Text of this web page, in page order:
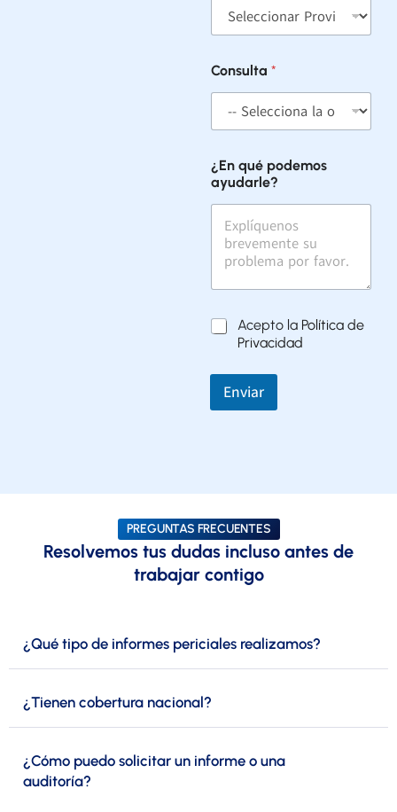
Consulta*
¿En qué podemos
ayudarle?
r
g
d
Acepto la Política de
Privacidad
Enviar
PREGUNTAS FRECUENTES
Resolvemos tus dudas incluso antes de
trabajar contigo
¿Qué tipo de informes periciales realizamos?
¿Tienen cobertura nacional?
¿Cómo puedo solicitar un informe o una
auditoría?